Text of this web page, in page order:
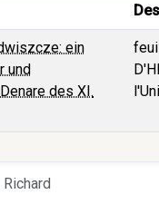
ein
und
des XI.